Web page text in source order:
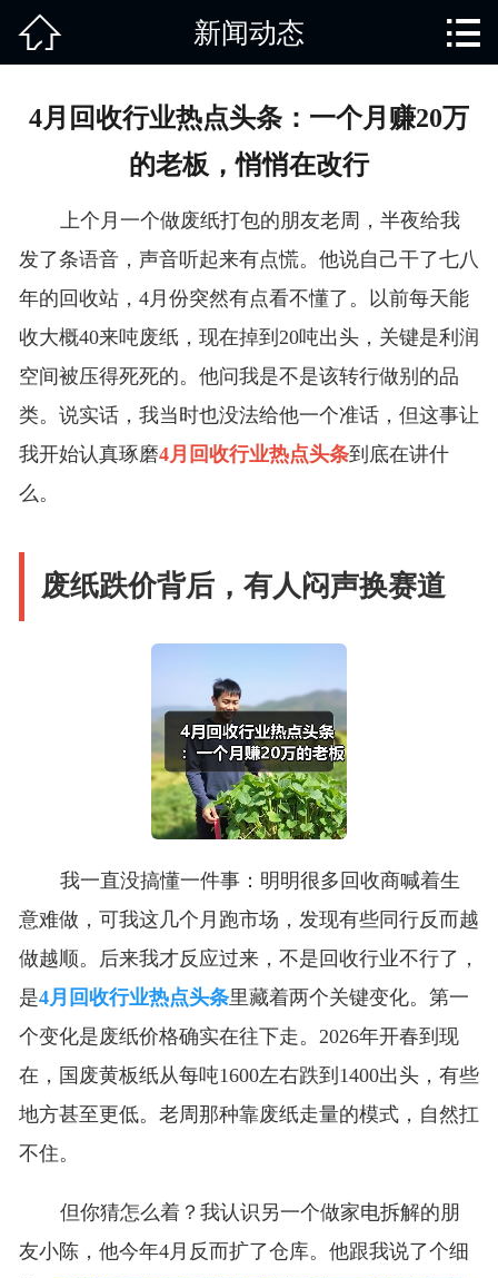
回收范围
服务项目
新闻动态
免责说明
 新闻动态 
4月回收行业热点头条：一个月赚20万
的老板，悄悄在改行
上个月一个做废纸打包的朋友老周，半夜给我
发了条语音，声音听起来有点慌。他说自己干了七八
年的回收站，4月份突然有点看不懂了。以前每天能
收大概40来吨废纸，现在掉到20吨出头，关键是利润
空间被压得死死的。他问我是不是该转行做别的品
类。说实话，我当时也没法给他一个准话，但这事让
我开始认真琢磨4月回收行业热点头条到底在讲什
么。
废纸跌价背后，有人闷声换赛道
我一直没搞懂一件事：明明很多回收商喊着生
意难做，可我这几个月跑市场，发现有些同行反而越
做越顺。后来我才反应过来，不是回收行业不行了，
是4月回收行业热点头条里藏着两个关键变化。第一
个变化是废纸价格确实在往下走。2026年开春到现
在，国废黄板纸从每吨1600左右跌到1400出头，有些
地方甚至更低。老周那种靠废纸走量的模式，自然扛
不住。
但你猜怎么着？我认识另一个做家电拆解的朋
友小陈，他今年4月反而扩了仓库。他跟我说了个细